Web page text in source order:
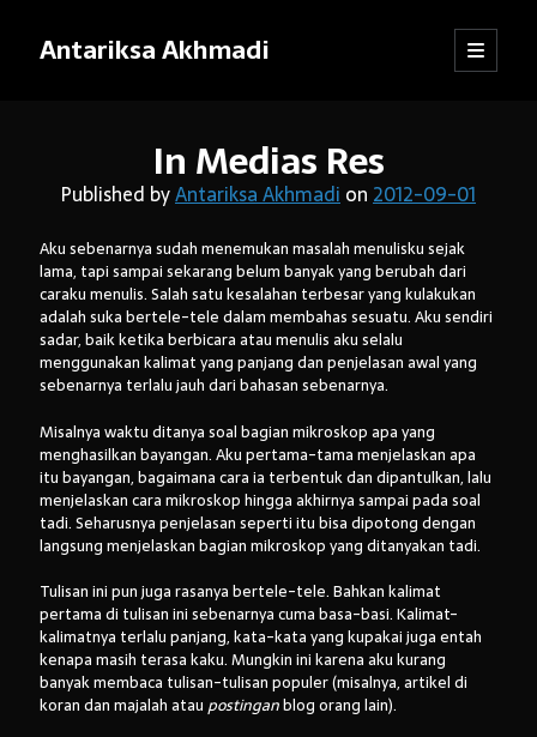
Antariksa Akhmadi
open
primary
that has to do with text, except maybe texting.
Catatan:
Blog ini adalah kumpulan tulisan yang dibuat oleh saya semenjak
SMP kelas VIII (sekarang saya sudah bekerja). Dari mula-mula menulis
blog hingga sekarang, pendapat dan pemikiran saya sudah jauh
berubah. Oleh karena itu, mohon kebijaksanaan pembaca dalam
menanggapi tulisan-tulisan yang sudah lama.
Jika ada komentar yang tidak termuat, kemungkinan besar
tanggapan itu tersangkut sistemanti-spamWordPress. Pasti akan
saya kembalikan, kok.
Terima kasih sudah mampir!
Arsip:
Arsip:
In Medias Res
Published byAntariksa Akhmadi on 2012-09-01
Aku sebenarnya sudah menemukan masalah menulisku sejak
lama, tapi sampai sekarang belum banyak yang berubah dari
caraku menulis. Salah satu kesalahan terbesar yang kulakukan
adalah suka bertele-tele dalam membahas sesuatu. Aku sendiri
sadar, baik ketika berbicara atau menulis aku selalu
menggunakan kalimat yang panjang dan penjelasan awal yang
sebenarnya terlalu jauh dari bahasan sebenarnya.
Misalnya waktu ditanya soal bagian mikroskop apa yang
menghasilkan bayangan. Aku pertama-tama menjelaskan apa
itu bayangan, bagaimana cara ia terbentuk dan dipantulkan, lalu
menjelaskan cara mikroskop hingga akhirnya sampai pada soal
tadi. Seharusnya penjelasan seperti itu bisa dipotong dengan
langsung menjelaskan bagian mikroskop yang ditanyakan tadi.
Tulisan ini pun juga rasanya bertele-tele. Bahkan kalimat
pertama di tulisan ini sebenarnya cuma basa-basi. Kalimat-
kalimatnya terlalu panjang, kata-kata yang kupakai juga entah
kenapa masih terasa kaku. Mungkin ini karena aku kurang
banyak membaca tulisan-tulisan populer (misalnya, artikel di
koran dan majalah atau postinganblog orang lain).